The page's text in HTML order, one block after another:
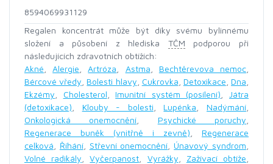
8594069931129
Regalen koncentrát může být díky svému bylinnému
složení a působení z hlediska TČM podporou při
následujících zdravotních obtížích:
Akné ,Alergie ,Artróza Astma Bechtěrevova nemoc
Bércové vředy Bolesti hlavy Cukrovka Detoxikace Dna
Ekzémy
Cholesterol Imunitní systém (posílení) ,Játra
(detoxikace)
Klouby - bolesti Lupénka Nadýmání
Onkologická onemocnění
Psychické poruchy
Regenerace buněk (vnitřně i zevně)
Regenerace
celková
Říhání, Střevní onemocnění Únavový syndrom
Volné radikály ,Vyčerpanost Vyrážky Zažívací obtíže